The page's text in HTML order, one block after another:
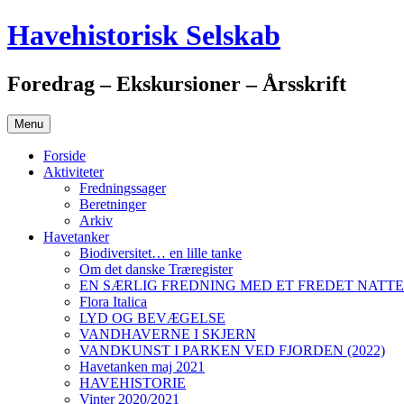
Hop
til
Havehistorisk Selskab
Foredrag – Ekskursioner – Årsskrift
Menu
Forside
Aktiviteter
Fredningssager
Beretninger
Arkiv
Havetanker
Biodiversitet… en lille tanke
Om det danske Træregister
EN SÆRLIG FREDNING MED ET FREDET
Flora Italica
LYD OG BEVÆGELSE
VANDHAVERNE I SKJERN
VANDKUNST I PARKEN VED FJORDEN (2022)
Havetanken maj 2021
HAVEHISTORIE
Vinter 2020/2021